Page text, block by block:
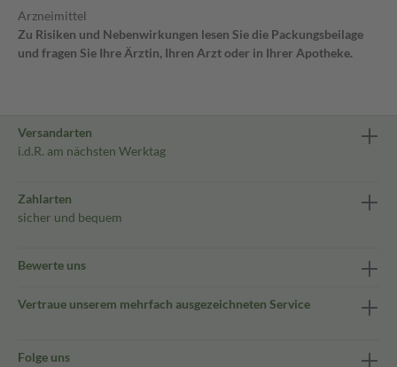
Arzneimittel
Zu Risiken und Nebenwirkungen lesen Sie die Packungsbeilage
und fragen Sie Ihre Ärztin, Ihren Arzt oder in Ihrer Apotheke.
Versandarten
i.d.R. am nächsten Werktag
Zahlarten
sicher und bequem
Bewerte uns
Vertraue unserem mehrfach ausgezeichneten Service
Folge uns